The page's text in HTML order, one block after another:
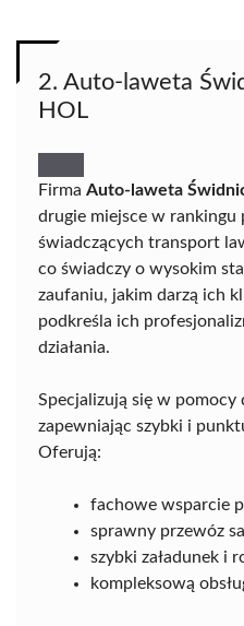
2. Auto-laweta
HOL
Firma Auto-laweta
drugie miejsce w rankingu
świadczących transport
co świadczy o wysokim
zaufaniu, jakim darzą ich
podkreśla ich
działania.
Specjalizują się w
zapewniając szybki i
Oferują:
fachowe wsparcie
sprawny przewóz
szybki załadunek i
kompleksową